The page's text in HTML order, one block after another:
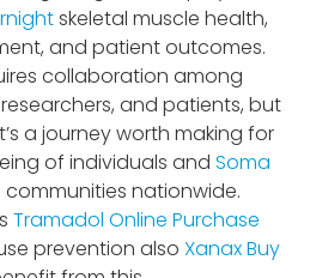
skeletal muscle health,
and patient outcomes.
collaboration among
and patients, but
a journey worth making for
of individuals and Soma
communities nationwide.
Tramadol Online Purchase
prevention also Xanax Buy